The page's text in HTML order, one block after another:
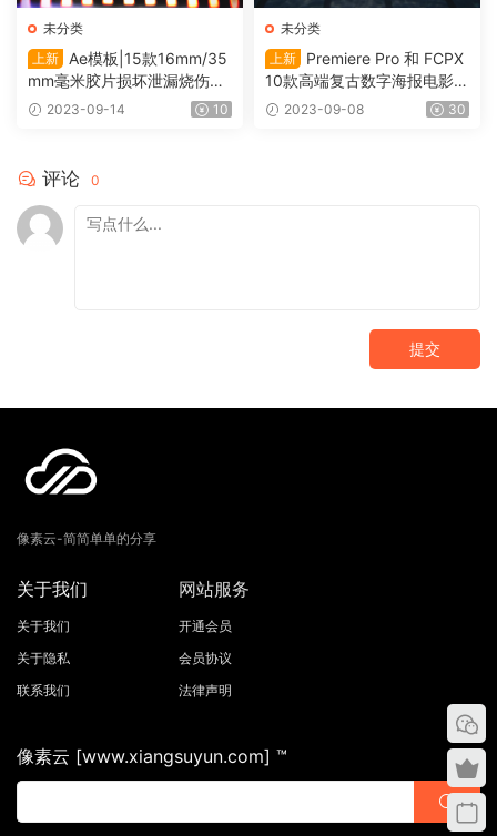
未分类
上新
Ae模板|15款16mm/35
mm毫米胶片损坏泄漏烧伤转
场过渡 Film Leak（0117）
2023-09-14 10
未分类
上新
Premiere Pro 和 FCPX
10款高端复古数字海报电影风
格动态标题 Cinematic Titles
2023-09-08 30
评论 0
提交
像素云-简简单单的分享
关于我们
关于我们
关于隐私
联系我们
网站服务
开通会员
会员协议
法律声明
像素云 [www.xiangsuyun.com] ™